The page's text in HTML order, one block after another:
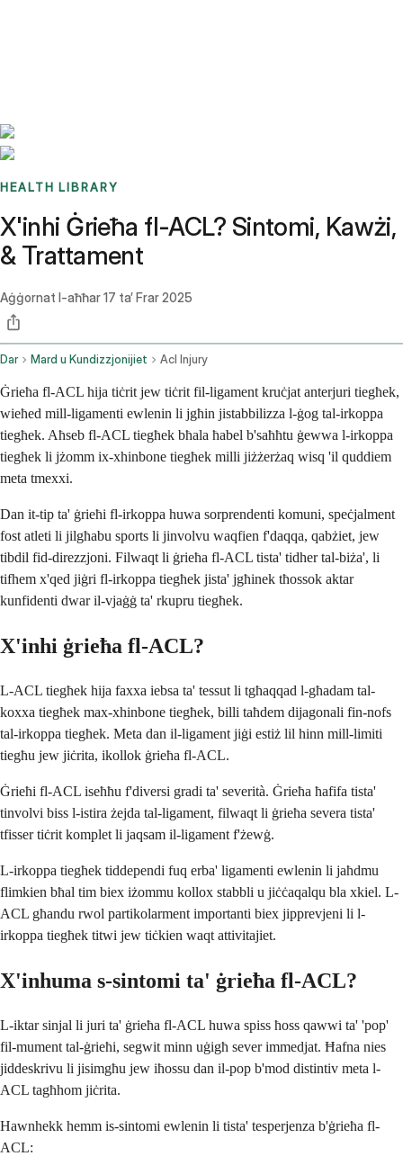
HEALTH LIBRARY
X'inhi Ġrieħa fl-ACL? Sintomi, Kawżi,
& Trattament
Aġġornat l-aħħar17 ta’ Frar 2025
Dar Mard u Kundizzjonijiet Acl Injury
Ġrieħa fl-ACL hija tiċrit jew tiċrit fil-ligament kruċjat anterjuri tiegħek,
wieħed mill-ligamenti ewlenin li jgħin jistabbilizza l-ġog tal-irkoppa
tiegħek. Aħseb fl-ACL tiegħek bħala ħabel b'saħħtu ġewwa l-irkoppa
tiegħek li jżomm ix-xhinbone tiegħek milli jiżżerżaq wisq 'il quddiem
meta tmexxi.
Dan it-tip ta' ġrieħi fl-irkoppa huwa sorprendenti komuni, speċjalment
fost atleti li jilgħabu sports li jinvolvu waqfien f'daqqa, qabżiet, jew
tibdil fid-direzzjoni. Filwaqt li ġrieħa fl-ACL tista' tidher tal-biża', li
tifhem x'qed jiġri fl-irkoppa tiegħek jista' jgħinek tħossok aktar
kunfidenti dwar il-vjaġġ ta' rkupru tiegħek.
X'inhi ġrieħa fl-ACL?
L-ACL tiegħek hija faxxa iebsa ta' tessut li tgħaqqad l-għadam tal-
koxxa tiegħek max-xhinbone tiegħek, billi taħdem dijagonali fin-nofs
tal-irkoppa tiegħek. Meta dan il-ligament jiġi estiż lil hinn mill-limiti
tiegħu jew jiċrita, ikollok ġrieħa fl-ACL.
Ġrieħi fl-ACL iseħħu f'diversi gradi ta' severità. Ġrieħa ħafifa tista'
tinvolvi biss l-istira żejda tal-ligament, filwaqt li ġrieħa severa tista'
tfisser tiċrit komplet li jaqsam il-ligament f'żewġ.
L-irkoppa tiegħek tiddependi fuq erba' ligamenti ewlenin li jaħdmu
flimkien bħal tim biex iżommu kollox stabbli u jiċċaqalqu bla xkiel. L-
ACL għandu rwol partikolarment importanti biex jipprevjeni li l-
irkoppa tiegħek titwi jew tiċkien waqt attivitajiet.
X'inhuma s-sintomi ta' ġrieħa fl-ACL?
L-iktar sinjal li juri ta' ġrieħa fl-ACL huwa spiss ħoss qawwi ta' 'pop'
fil-mument tal-ġrieħi, segwit minn uġigħ sever immedjat. Ħafna nies
jiddeskrivu li jisimgħu jew iħossu dan il-pop b'mod distintiv meta l-
ACL tagħhom jiċrita.
Hawnhekk hemm is-sintomi ewlenin li tista' tesperjenza b'ġrieħa fl-
ACL: